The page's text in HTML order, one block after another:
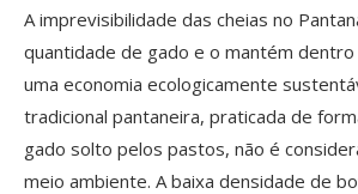
A imprevisibilidade das cheias no
quantidade de gado e o mantém
uma economia ecologicamente
tradicional pantaneira, praticada de
gado solto pelos pastos, não é
meio ambiente. A baixa densidade de